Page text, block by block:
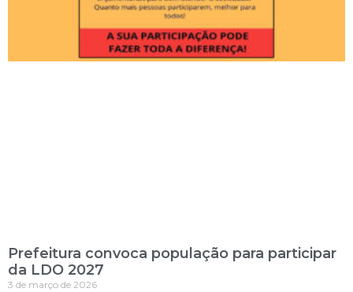
Prefeitura convoca população para participar
da LDO 2027
3 de março de 2026